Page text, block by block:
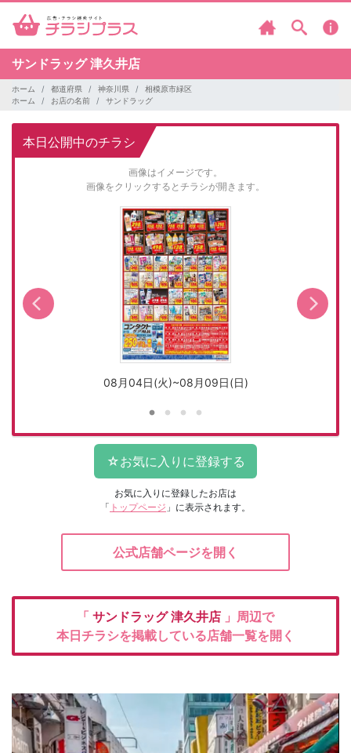
サンドラッグ津久井店
ホーム 都道府県 神奈川県
相模原市緑区
ホーム
お店の名前 サンドラッグ
本日公開中のチラシ
画像はイメージです。
画像をクリックするとチラシが開きます。
08月04日(火)~08月09日(日)
お気に入りに登録したお店は
「 トップページ 」に表示されます。
公式店舗ページを開く
「 サンドラッグ津久井店 」周辺で
本日チラシを掲載している店舗一覧を開く